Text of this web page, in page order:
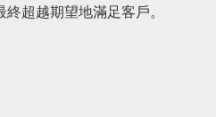
超越期望地滿足客戶。